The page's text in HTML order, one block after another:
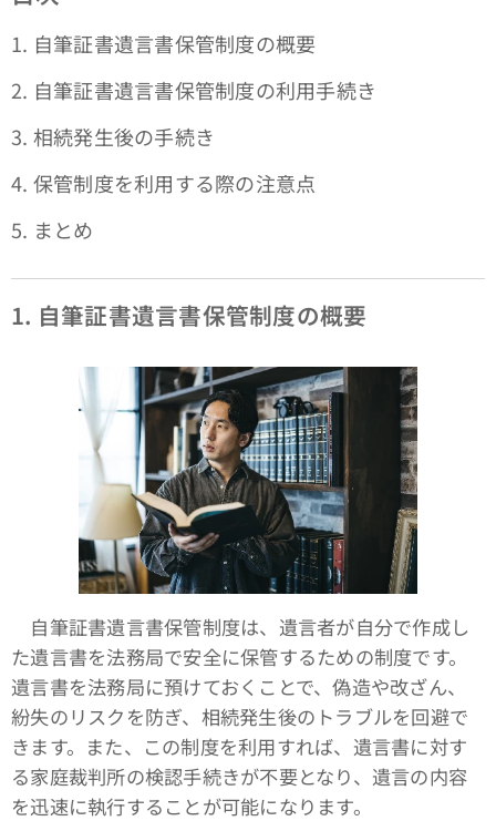
1. 自筆証書遺言書保管制度の概要
2. 自筆証書遺言書保管制度の利用手続き
3. 相続発生後の手続き
4. 保管制度を利用する際の注意点
5. まとめ
1. 自筆証書遺言書保管制度の概要
自筆証書遺言書保管制度は、遺言者が自分で作成し
た遺言書を法務局で安全に保管するための制度です。
遺言書を法務局に預けておくことで、偽造や改ざん、
紛失のリスクを防ぎ、相続発生後のトラブルを回避で
きます。また、この制度を利用すれば、遺言書に対す
る家庭裁判所の検認手続きが不要となり、遺言の内容
を迅速に執行することが可能になります。